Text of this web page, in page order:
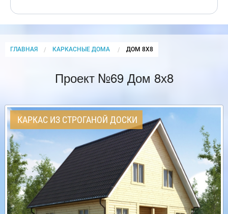
ГЛАВНАЯ КАРКАСНЫЕ ДОМА CURRENT:
ДОМ 8Х8
Проект №69 Дом 8х8
КАРКАС ИЗ СТРОГАНОЙ ДОСКИ